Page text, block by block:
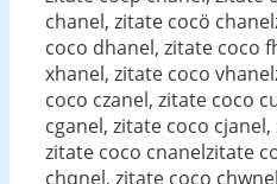
chanel, zitate cocö
coco dhanel, zitate coco
xhanel, zitate coco
coco czanel, zitate coco
cganel, zitate coco
zitate coco cnanelzitate
chqnel, zitate coco